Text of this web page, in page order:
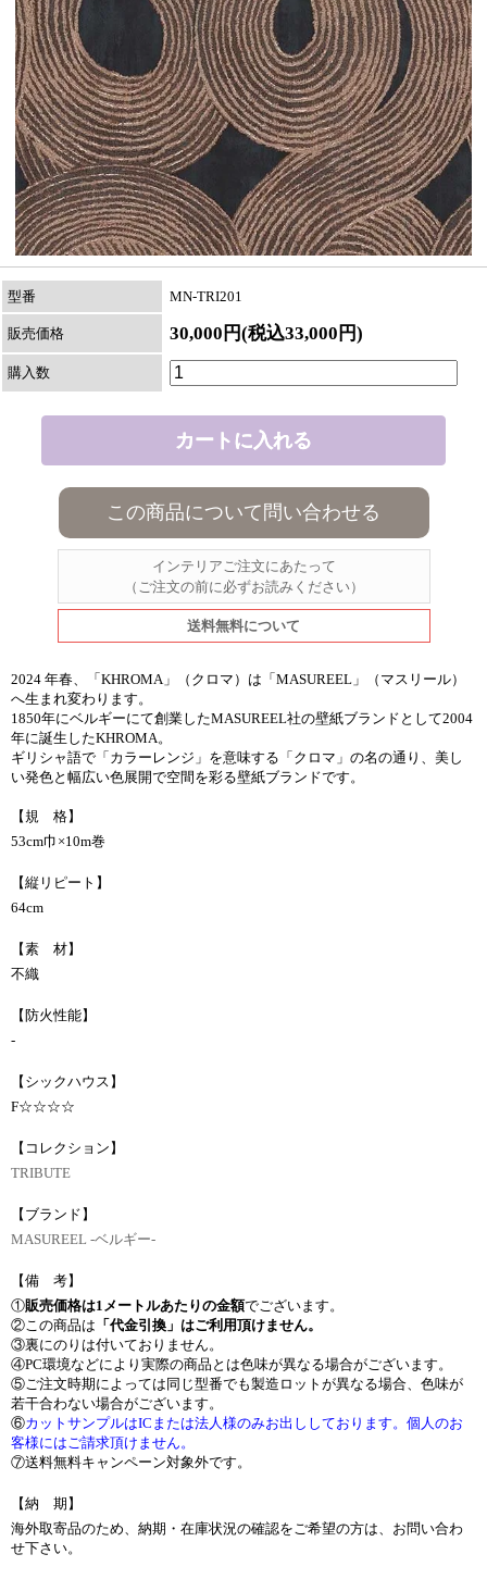
型番 MN-TRI201
販売価格 30,000円(税込33,000円)
購入数
この商品について問い合わせる
インテリアご注文にあたって
（ご注文の前に必ずお読みください）
送料無料について
2024 年春、「KHROMA」（クロマ）は「MASUREEL」（マスリール）
へ生まれ変わります。
1850年にベルギーにて創業したMASUREEL社の壁紙ブランドとして2004
年に誕生したKHROMA。
ギリシャ語で「カラーレンジ」を意味する「クロマ」の名の通り、美し
い発色と幅広い色展開で空間を彩る壁紙ブランドです。
【規 格】
53cm巾×10m巻
【縦リピート】
64cm
【素 材】
不織
【防火性能】
-
【シックハウス】
F☆☆☆☆
【コレクション】
TRIBUTE
【ブランド】
MASUREEL -ベルギー-
【備 考】
①販売価格は1メートルあたりの金額でございます。
②この商品は 「代金引換」はご利用頂けません。
③裏にのりは付いておりません。
④PC環境などにより実際の商品とは色味が異なる場合がございます。
⑤ご注文時期によっては同じ型番でも製造ロットが異なる場合、色味が
若干合わない場合がございます。
⑥カットサンプルはICまたは法人様のみお出ししております。個人のお
客様にはご請求頂けません。
⑦送料無料キャンペーン対象外です。
【納 期】
海外取寄品のため、納期・在庫状況の確認をご希望の方は、お問い合わ
せ下さい。